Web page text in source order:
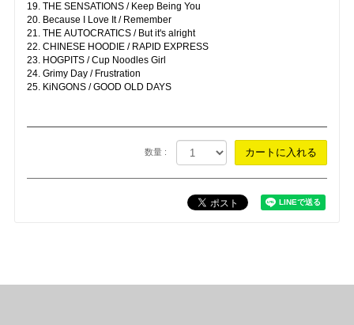
19. THE SENSATIONS / Keep Being You
20. Because I Love It / Remember
21. THE AUTOCRATICS / But it's alright
22. CHINESE HOODIE / RAPID EXPRESS
23. HOGPITS / Cup Noodles Girl
24. Grimy Day / Frustration
25. KiNGONS / GOOD OLD DAYS
数量 :